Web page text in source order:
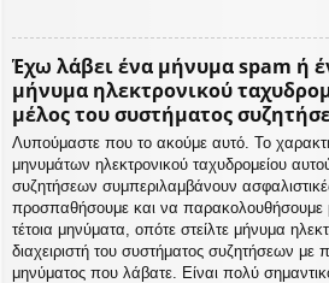
Έχω λάβει ένα μήνυμα spam ή
μήνυμα ηλεκτρονικού
μέλος του συστήματος
Λυπούμαστε που το ακούμε αυτό. Το
μηνυμάτων ηλεκτρονικού ταχυδρομείου
συζητήσεων συμπεριλαμβάνουν
προσπαθήσουμε και να παρακολουθήσουμε
τέτοια μηνύματα, οπότε στείλτε μήνυμα
διαχειριστή του συστήματος συζητήσεων με
μηνύματος που λάβατε. Είναι πολύ